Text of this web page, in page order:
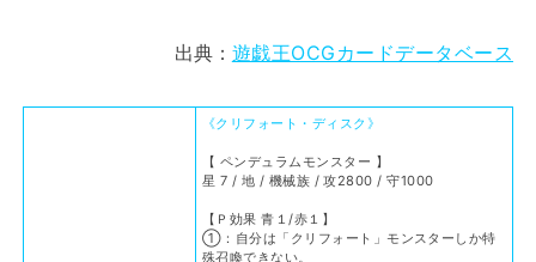
出典： 遊戯王OCGカードデータベース
《クリフォート・ディスク》
【 ペンデュラムモンスター 】
星 7 / 地 / 機械族 / 攻2800 / 守1000
【Ｐ効果 青１/赤１】
①：自分は「クリフォート」モンスターしか特
殊召喚できない。